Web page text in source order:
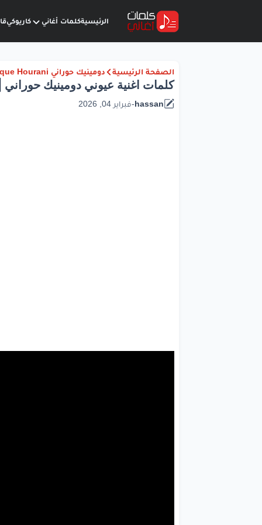
الرئيسيةكلمات أغاني كاريوكي
الصفحة الرئيسية دومينيك حوراني Dominique Hourani
كلمات اغنية عيوني دومينيك حوراني | 2026
hassan
-فبراير 04, 2026